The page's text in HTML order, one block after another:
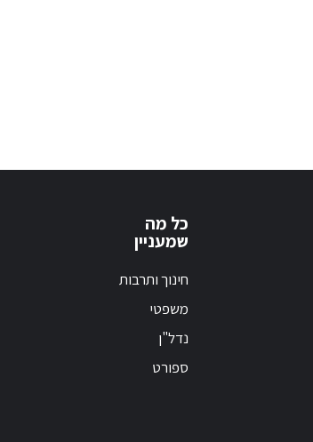
כל מה
שמעניין
חינוך ותרבות
משפטי
נדל"ן
ספורט